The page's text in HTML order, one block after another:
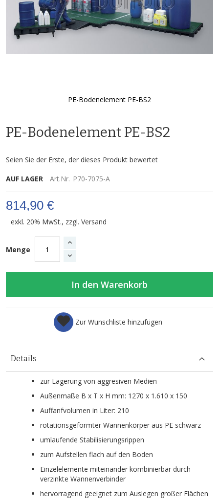
PE-Bodenelement PE-BS2
der
PE-Bodenelement PE-BS2
Seien Sie der Erste, der dieses Produkt bewertet
AUF LAGER Art.Nr. P70-7075-A
814,90 €
exkl. 20% MwSt., zzgl. Versand
Menge
In den Warenkorb
Zur Wunschliste hinzufügen
Details
zur Lagerung von aggresiven Medien
Außenmaße B x T x H mm: 1270 x 1.610 x 150
Auffanfvolumen in Liter: 210
rotationsgeformter Wannenkörper aus PE schwarz
umlaufende Stabilisierungsrippen
zum Aufstellen flach auf den Boden
Einzelelemente miteinander kombinierbar durch
verzinkte Wannenverbinder
hervorragend geeignet zum Auslegen großer Flächen